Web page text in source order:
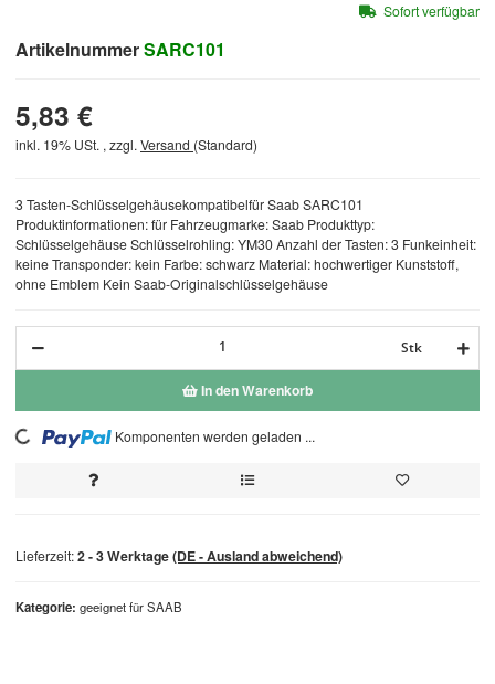
ArtikelnummerSARC101
Kategorie geeignet für SAAB
3 Tasten-Schlüsselgehäusekompatibelfür Saab SARC101
Produktinformationen: für Fahrzeugmarke: Saab Produkttyp:
Schlüsselgehäuse Schlüsselrohling: YM30 Anzahl der Tasten: 3 Funkeinheit:
keine Transponder: kein Farbe: schwarz Material: hochwertiger Kunststoff,
ohne Emblem Kein Saab-Originalschlüsselgehäuse
5,83 €
inkl. 19% USt. , zzgl. Versand (Standard)
Stk
In den Warenkorb
Loading... Komponenten werden geladen ...
Sofort verfügbar
Lieferzeit:2 - 3 Werktage(DE - Ausland abweichend)